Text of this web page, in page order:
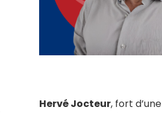
Hervé Jocteur, fort d’une